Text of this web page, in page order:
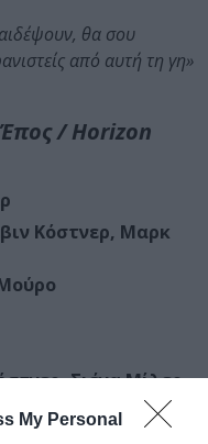
My Personal
θα σου
από αυτή τη γη»
/ Horizon
Κόστνερ, Μαρκ
Σιένα Μίλερ,